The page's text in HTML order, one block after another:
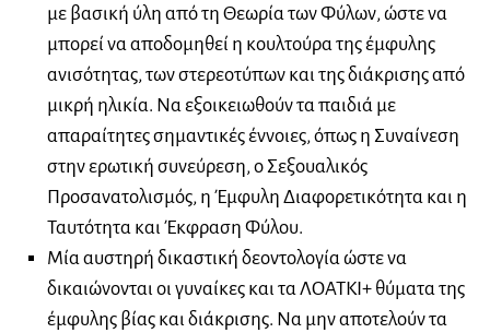
με βασική ύλη από τη Θεωρία των Φύλων, ώστε να
μπορεί να αποδομηθεί η κουλτούρα της έμφυλης
ανισότητας, των στερεοτύπων και της διάκρισης από
μικρή ηλικία. Να εξοικειωθούν τα παιδιά με
απαραίτητες σημαντικές έννοιες, όπως η Συναίνεση
στην ερωτική συνεύρεση, ο Σεξουαλικός
Προσανατολισμός, η Έμφυλη Διαφορετικότητα και η
Ταυτότητα και Έκφραση Φύλου.
Μία αυστηρή δικαστική δεοντολογία ώστε να
δικαιώνονται οι γυναίκες και τα ΛΟΑΤΚΙ+ θύματα της
έμφυλης βίας και διάκρισης. Να μην αποτελούν τα